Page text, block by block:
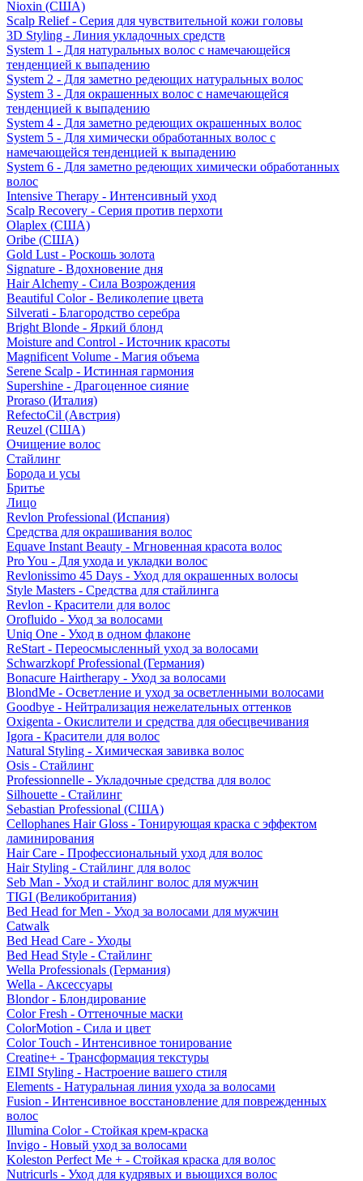
Nioxin (США)
Scalp Relief - Серия для чувствительной кожи головы
3D Styling - Линия укладочных средств
System 1 - Для натуральных волос с намечающейся
тенденцией к выпадению
System 2 - Для заметно редеющих натуральных волос
System 3 - Для окрашенных волос с намечающейся
тенденцией к выпадению
System 4 - Для заметно редеющих окрашенных волос
System 5 - Для химически обработанных волос с
намечающейся тенденцией к выпадению
System 6 - Для заметно редеющих химически обработанных
волос
Intensive Therapy - Интенсивный уход
Scalp Recovery - Серия против перхоти
Olaplex (США)
Oribe (США)
Gold Lust - Роскошь золота
Signature - Вдохновение дня
Hair Alchemy - Сила Возрождения
Beautiful Color - Великолепие цвета
Silverati - Благородство серебра
Bright Blonde - Яркий блонд
Moisture and Control - Источник красоты
Magnificent Volume - Магия объема
Serene Scalp - Истинная гармония
Supershine - Драгоценное сияние
Proraso (Италия)
RefectoCil (Австрия)
Reuzel (США)
Очищение волос
Стайлинг
Борода и усы
Бритье
Лицо
Revlon Professional (Испания)
Средства для окрашивания волос
Equave Instant Beauty - Мгновенная красота волос
Pro You - Для ухода и укладки волос
Revlonissimo 45 Days - Уход для окрашенных волосы
Style Masters - Средства для стайлинга
Revlon - Красители для волос
Orofluido - Уход за волосами
Uniq One - Уход в одном флаконе
ReStart - Переосмысленный уход за волосами
Schwarzkopf Professional (Германия)
Bonacure Hairtherapy - Уход за волосами
BlondMe - Осветление и уход за осветленными волосами
Goodbye - Нейтрализация нежелательных оттенков
Oxigenta - Окислители и средства для обесцвечивания
Igora - Красители для волос
Natural Styling - Химическая завивка волос
Osis - Стайлинг
Professionnelle - Укладочные средства для волос
Silhouette - Стайлинг
Sebastian Professional (США)
Cellophanes Hair Gloss - Тонирующая краска с эффектом
ламинирования
Hair Care - Профессиональный уход для волос
Hair Styling - Стайлинг для волос
Seb Man - Уход и стайлинг волос для мужчин
TIGI (Великобритания)
Bed Head for Men - Уход за волосами для мужчин
Catwalk
Bed Head Care - Уходы
Bed Head Style - Стайлинг
Wella Professionals (Германия)
Wella - Аксессуары
Blondor - Блондирование
Color Fresh - Оттеночные маски
ColorMotion - Сила и цвет
Color Touch - Интенсивное тонирование
Creatine+ - Трансформация текстуры
EIMI Styling - Настроение вашего стиля
Elements - Натуральная линия ухода за волосами
Fusion - Интенсивное восстановление для поврежденных
волос
Illumina Color - Стойкая крем-краска
Invigo - Новый уход за волосами
Koleston Perfect Me + - Стойкая краска для волос
Nutricurls - Уход для кудрявых и вьющихся волос